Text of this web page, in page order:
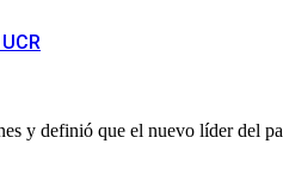
y definió que el nuevo líder del